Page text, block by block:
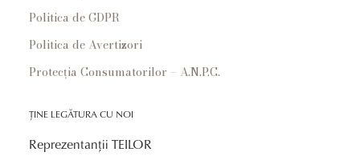
Politica de GDPR
Politica de Avertizori
Protecția Consumatorilor – A.N.P.C.
ȚINE LEGĂTURA CU NOI
Reprezentanții TEILOR